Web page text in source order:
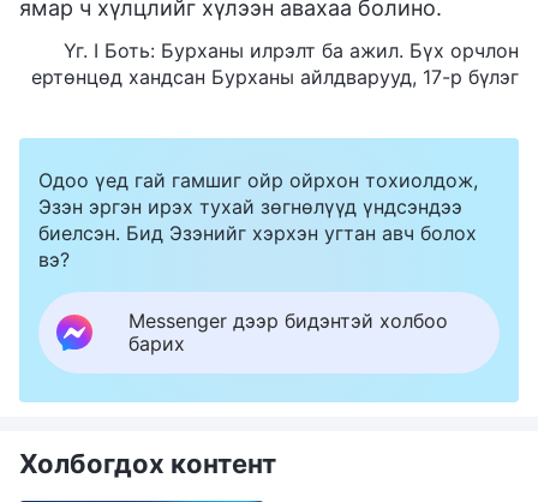
ямар ч хүлцлийг хүлээн авахаа болино.
Үг. I Боть: Бурханы илрэлт ба ажил. Бүх орчлон
ертөнцөд хандсан Бурханы айлдварууд, 17-р бүлэг
Одоо үед гай гамшиг ойр ойрхон тохиолдож,
Эзэн эргэн ирэх тухай зөгнөлүүд үндсэндээ
биелсэн. Бид Эзэнийг хэрхэн угтан авч болох
вэ?
Messenger дээр бидэнтэй холбоо
барих
Холбогдох контент